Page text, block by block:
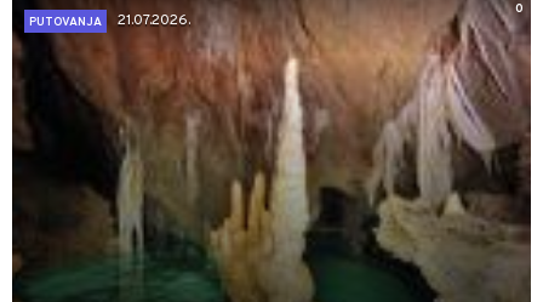
0
PUTOVANJA
21.07.2026.